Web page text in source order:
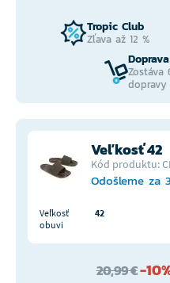
Tropic Club
Zľava až 12 %
Zostáva
dopravy
Veľkosť 42
Kód produktu:
Odošleme za
Veľkosť
obuvi
42
20,99 €-